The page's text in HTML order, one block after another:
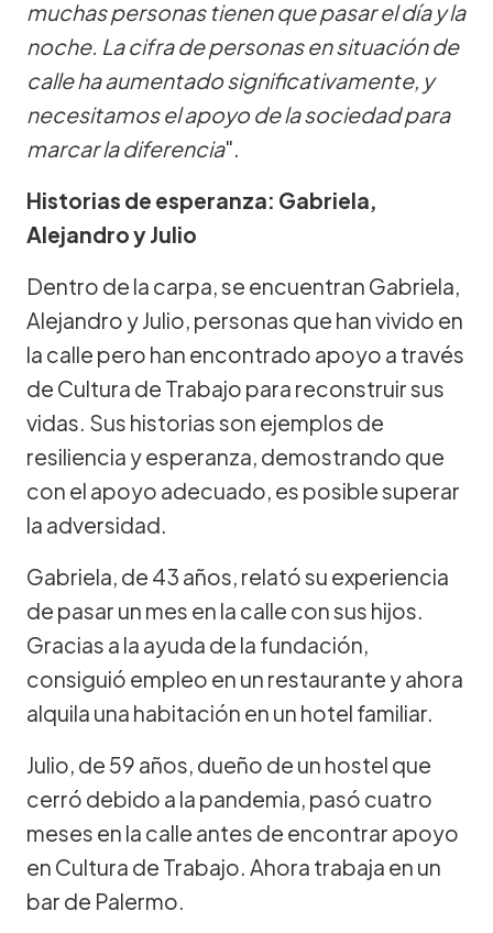
muchas personas tienen que pasar el día y la
noche. La cifra de personas en situación de
calle ha aumentado significativamente, y
necesitamos el apoyo de la sociedad para
marcar la diferencia".
Historias de esperanza: Gabriela,
Alejandro y Julio
Dentro de la carpa, se encuentran Gabriela,
Alejandro y Julio, personas que han vivido en
la calle pero han encontrado apoyo a través
de Cultura de Trabajo para reconstruir sus
vidas. Sus historias son ejemplos de
resiliencia y esperanza, demostrando que
con el apoyo adecuado, es posible superar
la adversidad.
Gabriela, de 43 años, relató su experiencia
de pasar un mes en la calle con sus hijos.
Gracias a la ayuda de la fundación,
consiguió empleo en un restaurante y ahora
alquila una habitación en un hotel familiar.
Julio, de 59 años, dueño de un hostel que
cerró debido a la pandemia, pasó cuatro
meses en la calle antes de encontrar apoyo
en Cultura de Trabajo. Ahora trabaja en un
bar de Palermo.